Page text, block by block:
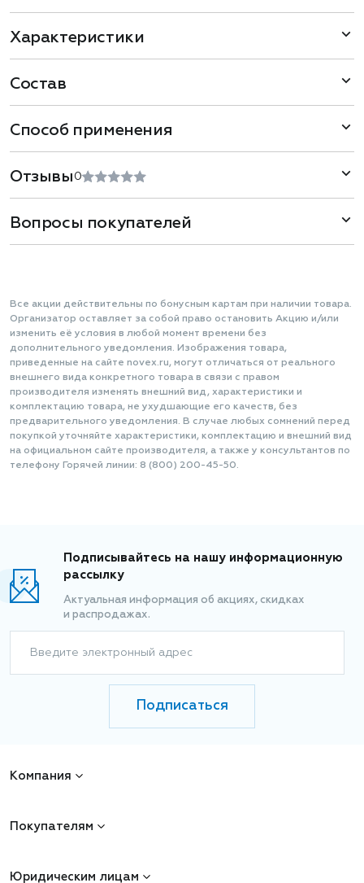
Характеристики
Состав
Способ применения
Отзывы 0
Вопросы покупателей
Все акции действительны по бонусным картам при наличии товара.
Организатор оставляет за собой право остановить Акцию и/или
изменить её условия в любой момент времени без
дополнительного уведомления. Изображения товара,
приведенные на сайте novex.ru, могут отличаться от реального
внешнего вида конкретного товара в связи с правом
производителя изменять внешний вид, характеристики и
комплектацию товара, не ухудшающие его качеств, без
предварительного уведомления. В случае любых сомнений перед
покупкой уточняйте характеристики, комплектацию и внешний вид
на официальном сайте производителя, а также у консультантов по
телефону Горячей линии: 8 (800) 200-45-50.
Подписывайтесь на нашу информационную
рассылку
Актуальная информация об акциях, скидках
и распродажах.
Введите электронный адрес
Подписаться
Компания
Покупателям
Юридическим лицам